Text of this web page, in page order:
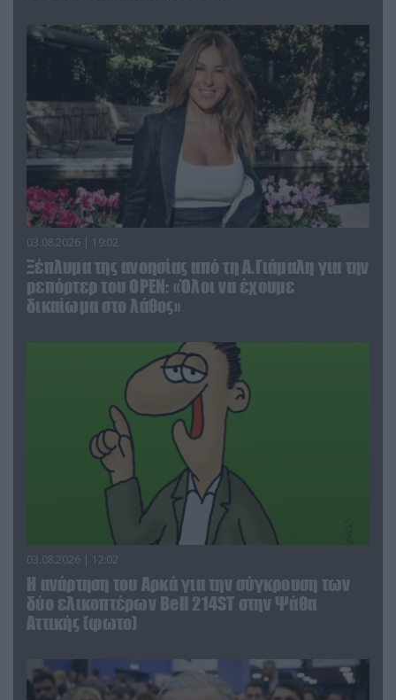
03.08.2026 | 19:02
Ξέπλυμα της ανοησίας από τη Α.Γιάμαλη για την
ρεπόρτερ του ΟΡΕΝ: «Όλοι να έχουμε
δικαίωμα στο λάθος»
03.08.2026 | 12:02
Η ανάρτηση του Αρκά για την σύγκρουση των
δύο ελικοπτέρων Bell 214ST στην Ψάθα
Αττικής (φωτο)